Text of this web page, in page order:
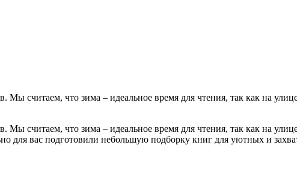
считаем, что зима – идеальное время для чтения, так как на
считаем, что зима – идеальное время для чтения, так как на
для вас подготовили небольшую подборку книг для уютных и